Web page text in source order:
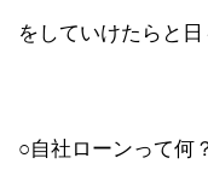
をしていけたらと日
○自社ローンって何